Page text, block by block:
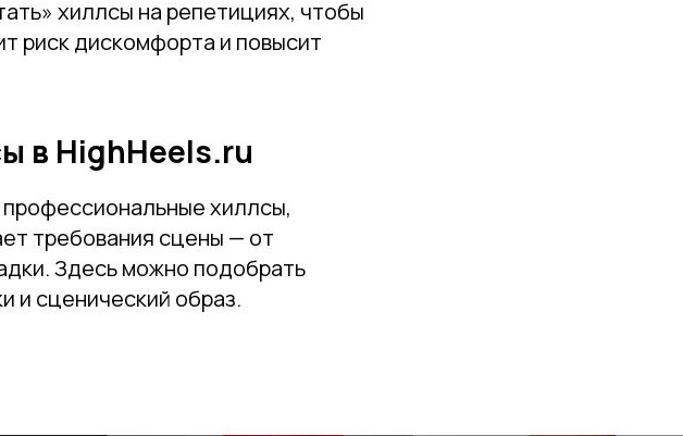
хиллсы на репетициях, чтобы
риск дискомфорта и повысит
в HighHeels.ru
хиллсы,
требования сцены — от
Здесь можно подобрать
и сценический образ.